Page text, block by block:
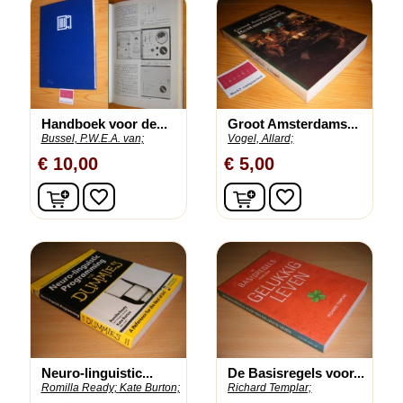
Handboek voor de...
Bussel, P.W.E.A. van;
€ 10,00
In winkelwagen
favorite_border
Groot Amsterdams...
Vogel, Allard;
€ 5,00
In winkelwagen
favorite_border
Neuro-linguistic...
Romilla Ready; Kate Burton;
De Basisregels voor...
Richard Templar;